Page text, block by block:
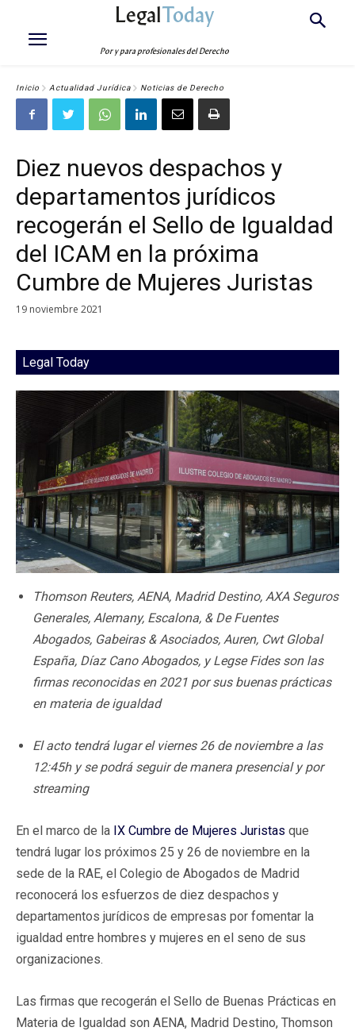
LegalToday
Por y para profesionales del Derecho
Inicio Actualidad Jurídica Noticias de Derecho
Diez nuevos despachos y
departamentos jurídicos
recogerán el Sello de Igualdad
del ICAM en la próxima
Cumbre de Mujeres Juristas
19 noviembre 2021
Legal Today
Thomson Reuters, AENA, Madrid Destino, AXA Seguros
Generales, Alemany, Escalona, & De Fuentes
Abogados, Gabeiras & Asociados, Auren, Cwt Global
España, Díaz Cano Abogados, y Legse Fides son las
firmas reconocidas en 2021 por sus buenas prácticas
en materia de igualdad
El acto tendrá lugar el viernes 26 de noviembre a las
12:45h y se podrá seguir de manera presencial y por
streaming
En el marco de la IX Cumbre de Mujeres Juristas que
tendrá lugar los próximos 25 y 26 de noviembre en la
sede de la RAE, el Colegio de Abogados de Madrid
reconocerá los esfuerzos de diez despachos y
departamentos jurídicos de empresas por fomentar la
igualdad entre hombres y mujeres en el seno de sus
organizaciones.
Las firmas que recogerán el Sello de Buenas Prácticas en
Materia de Igualdad son AENA, Madrid Destino, Thomson